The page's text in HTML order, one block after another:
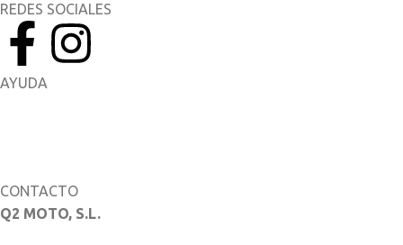
REDES SOCIALES
AYUDA
CONTACTO
Q2 MOTO, S.L.